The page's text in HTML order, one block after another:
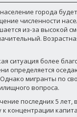
города
численности
из-за высокой
ситуация более
определяется
мигранты по
вопроса.
последних 5 лет,
концентрации